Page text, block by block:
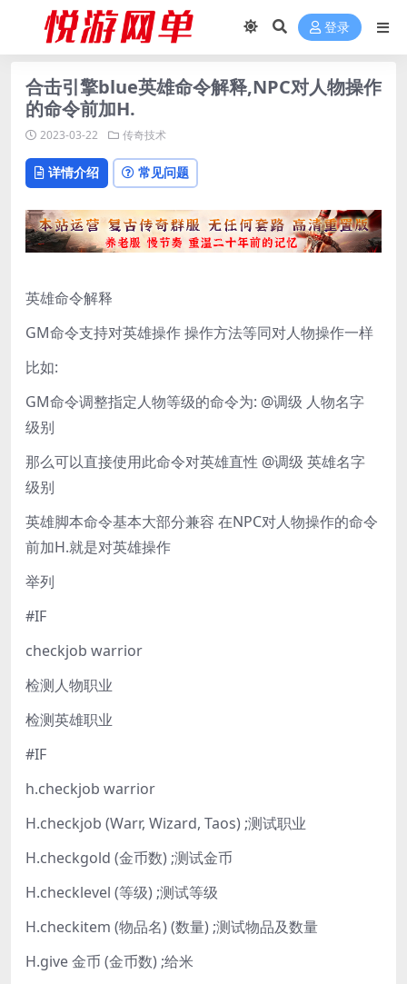
登录
合击引擎blue英雄命令解释,NPC对人物操作
的命令前加H.
2023-03-22 传奇技术
详情介绍 常见问题
英雄命令解释
GM命令支持对英雄操作 操作方法等同对人物操作一样
比如:
GM命令调整指定人物等级的命令为: @调级 人物名字
级别
那么可以直接使用此命令对英雄直性 @调级 英雄名字
级别
英雄脚本命令基本大部分兼容 在NPC对人物操作的命令
前加H.就是对英雄操作
举列
#IF
checkjob warrior
检测人物职业
检测英雄职业
#IF
h.checkjob warrior
H.checkjob (Warr, Wizard, Taos) ;测试职业
H.checkgold (金币数) ;测试金币
H.checklevel (等级) ;测试等级
H.checkitem (物品名) (数量) ;测试物品及数量
H.give 金币 (金币数) ;给米